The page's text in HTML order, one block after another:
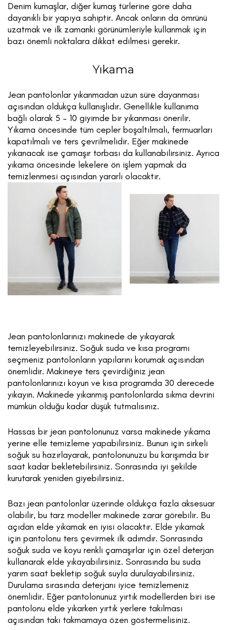
Denim kumaşlar, diğer kumaş türlerine göre daha
dayanıklı bir yapıya sahiptir. Ancak onların da ömrünü
uzatmak ve ilk zamanki görünümleriyle kullanmak için
bazı önemli noktalara dikkat edilmesi gerekir.
Yıkama
Jean pantolonlar yıkanmadan uzun süre dayanması
açısından oldukça kullanışlıdır. Genellikle kullanıma
bağlı olarak 5 – 10 giyimde bir yıkanması önerilir.
Yıkama öncesinde tüm cepler boşaltılmalı, fermuarları
kapatılmalı ve ters çevrilmelidir. Eğer makinede
yıkanacak ise çamaşır torbası da kullanabilirsiniz. Ayrıca
yıkama öncesinde lekelere ön işlem yapmak da
temizlenmesi açısından yararlı olacaktır.
Jean pantolonlarınızı makinede de yıkayarak
temizleyebilirsiniz. Soğuk suda ve kısa programı
seçmeniz pantolonların yapılarını korumak açısından
önemlidir. Makineye ters çevirdiğiniz jean
pantolonlarınızı koyun ve kısa programda 30 derecede
yıkayın. Makinede yıkanmış pantolonlarda sıkma devrini
mümkün olduğu kadar düşük tutmalısınız.
Hassas bir jean pantolonunuz varsa makinede yıkama
yerine elle temizleme yapabilirsiniz. Bunun için sirkeli
soğuk su hazırlayarak, pantolonunuzu bu karışımda bir
saat kadar bekletebilirsiniz. Sonrasında iyi şekilde
kurutarak yeniden giyebilirsiniz.
Bazı jean pantolonlar üzerinde oldukça fazla aksesuar
olabilir, bu tarz modeller makinede zarar görebilir. Bu
açıdan elde yıkamak en iyisi olacaktır. Elde yıkamak
için pantolonu ters çevirmek ilk adımdır. Sonrasında
soğuk suda ve koyu renkli çamaşırlar için özel deterjan
kullanarak elde yıkayabilirsiniz. Sonrasında bu suda
yarım saat bekletip soğuk suyla durulayabilirsiniz.
Durulama sırasında deterjanı iyice temizlemeniz
önemlidir. Eğer pantolonunuz yırtık modellerden biri ise
pantolonu elde yıkarken yırtık yerlere takılması
açısından takı takmamaya özen göstermelisiniz.